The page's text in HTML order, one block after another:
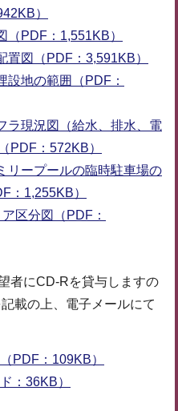
）
（PDF：1,551KB）
置図（PDF：3,591KB）
設地の範囲（PDF：
ラ現況図（給水、排水、電
PDF：572KB）
リープールの臨時駐車場の
：1,255KB）
区分図（PDF：
者にCD-Rを貸与しますの
載の上、電子メールにて
PDF：109KB）
：36KB）